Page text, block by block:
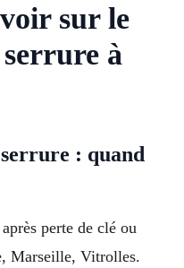
sur le
à
: quand
perte de clé ou
Marseille, Vitrolles.